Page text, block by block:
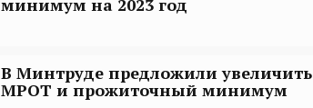
В Минтруде предложили увеличить
МРОТ и прожиточный минимум